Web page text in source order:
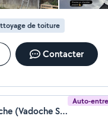
de toiture
Contacter
Auto-
Steven Vadoche (Vadoche Steven)